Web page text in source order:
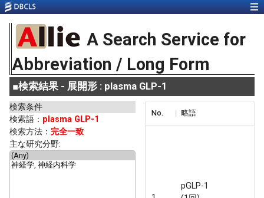
A Search Service for
Abbreviation / Long Form
■検索結果 - 展開形 : plasma GLP-1
検索条件
検索語： plasma GLP-1
検索方法： 完全一致
主な研究分野:
No. 略語
pGLP-1